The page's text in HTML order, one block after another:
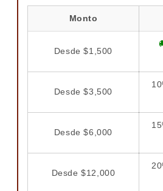
Monto
Desde $1,500
Desde $3,500
Desde $6,000
Desde $12,000